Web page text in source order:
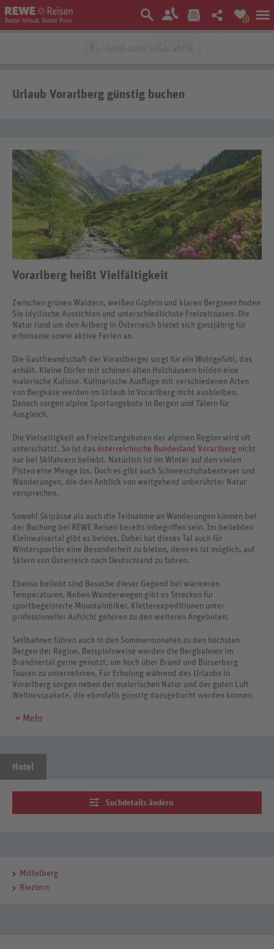
0
Ein Unternehmen der
Urlaub Vorarlberg günstig buchen
Vorarlberg heißt Vielfältigkeit
Zwischen grünen Wäldern, weißen Gipfeln und klaren Bergseen finden
Sie idyllische Aussichten und unterschiedlichste Freizeitoasen. Die
Natur rund um den Arlberg in Österreich bietet sich ganzjährig für
erholsame sowie aktive Ferien an.
Die Gastfreundschaft der Vorarlberger sorgt für ein Wohlgefühl, das
anhält. Kleine Dörfer mit schönen alten Holzhäusern bilden eine
malerische Kulisse. Kulinarische Ausflüge mit verschiedenen Arten
von Bergkäse werden im Urlaub in Vorarlberg nicht ausbleiben.
Danach sorgen alpine Sportangebote in Bergen und Tälern für
Ausgleich.
Die Vielseitigkeit an Freizeitangeboten der alpinen Region wird oft
unterschätzt. So ist das österreichische Bundesland Vorarlberg nicht
nur bei Skifahrern beliebt. Natürlich ist im Winter auf den vielen
Pisten eine Menge los. Doch es gibt auch Schneeschuhabenteuer und
Wanderungen, die den Anblick von weitgehend unberührter Natur
versprechen.
Sowohl Skipässe als auch die Teilnahme an Wanderungen können bei
der Buchung bei REWE Reisen bereits inbegriffen sein. Im beliebten
Kleinwalsertal gibt es beides. Dabei hat dieses Tal auch für
Wintersportler eine Besonderheit zu bieten, denn es ist möglich, auf
Skiern von Österreich nach Deutschland zu fahren.
Ebenso beliebt sind Besuche dieser Gegend bei wärmeren
Temperaturen. Neben Wanderwegen gibt es Strecken für
sportbegeisterte Mountainbiker. Kletterexpeditionen unter
professioneller Aufsicht gehören zu den weiteren Angeboten.
Seilbahnen führen auch in den Sommermonaten zu den höchsten
Bergen der Region. Beispielsweise werden die Bergbahnen im
Brandnertal gerne genutzt, um hoch über Brand und Bürserberg
Touren zu unternehmen. Für Erholung während des Urlaubs in
Vorarlberg sorgen neben der malerischen Natur und der guten Luft
Wellnesspakete, die ebenfalls günstig dazugebucht werden können.
Mehr
Hotel
Suchdetails ändern
Mittelberg
Riezlern